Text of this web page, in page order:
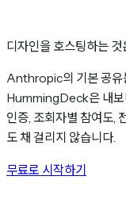
디자인을 호스팅하는
Anthropic의 기본 공유
HummingDeck은 내보
인증, 조회자별 참여도,
도 채 걸리지 않습니다.
무료로 시작하기